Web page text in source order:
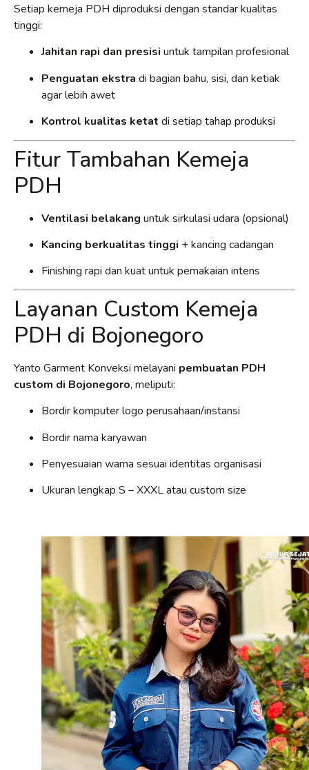
Setiap kemeja PDH diproduksi dengan standar kualitas
tinggi:
Jahitan rapi dan presisi untuk tampilan profesional
Penguatan ekstra di bagian bahu, sisi, dan ketiak
agar lebih awet
Kontrol kualitas ketat di setiap tahap produksi
Fitur Tambahan Kemeja
PDH
Ventilasi belakang untuk sirkulasi udara (opsional)
Kancing berkualitas tinggi + kancing cadangan
Finishing rapi dan kuat untuk pemakaian intens
Layanan Custom Kemeja
PDH di Bojonegoro
Yanto Garment Konveksi melayani pembuatan PDH
custom di Bojonegoro, meliputi:
Bordir komputer logo perusahaan/instansi
Bordir nama karyawan
Penyesuaian warna sesuai identitas organisasi
Ukuran lengkap S – XXXL atau custom size